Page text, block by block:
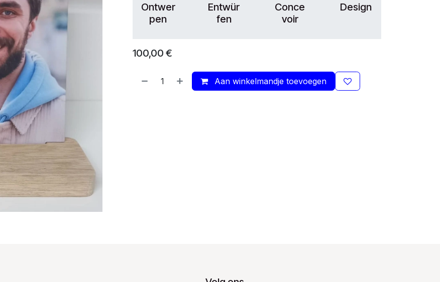
Ontwer
pen
Entwür
fen
Conce
voir
Design
100,00 €
Aan winkelmandje toevoegen